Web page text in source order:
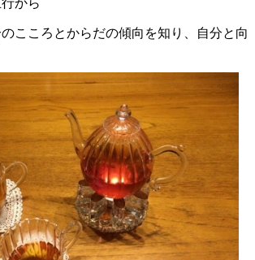
こころとからだの傾向を知り、自分と向